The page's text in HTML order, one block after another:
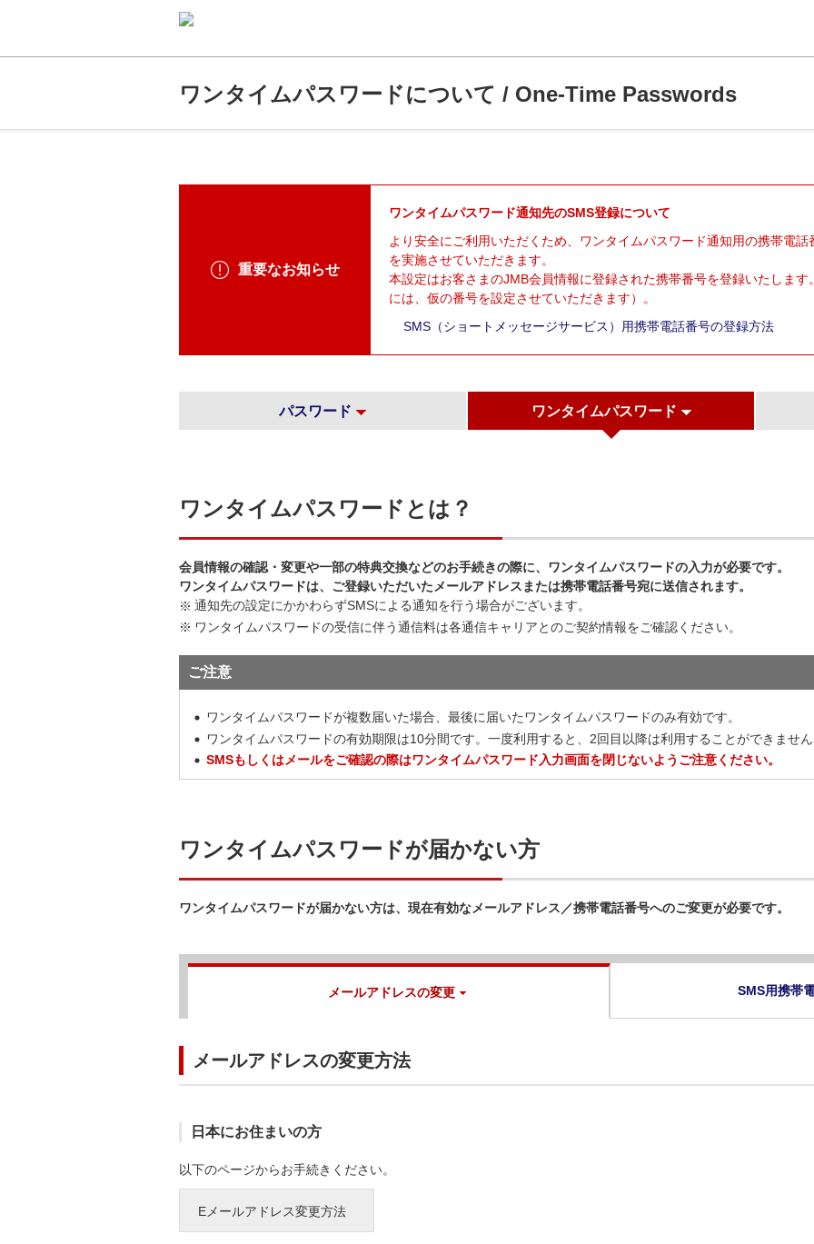
ワンタイムパスワードについて / One-Time Passwords
重要なお知らせ
ワンタイムパスワード通知先のSMS登録について
より安全にご利用いただくため、ワンタイムパスワード通知用の携帯電
を実施させていただきます。
本設定はお客さまのJMB会員情報に登録された携帯番号を登録いたします
には、仮の番号を設定させていただきます）。
SMS（ショートメッセージサービス）用携帯電話番号の登録方法
パスワード ワンタイムパスワード
ワンタイムパスワードとは？
会員情報の確認・変更や一部の特典交換などのお手続きの際に、ワンタイムパスワードの入力が必要です。
ワンタイムパスワードは、ご登録いただいたメールアドレスまたは携帯電話番号宛に送信されます。
通知先の設定にかかわらずSMSによる通知を行う場合がございます。
ワンタイムパスワードの受信に伴う通信料は各通信キャリアとのご契約情報をご確認ください。
ご注意
ワンタイムパスワードが複数届いた場合、最後に届いたワンタイムパスワードのみ有効です。
ワンタイムパスワードの有効期限は10分間です。一度利用すると、2回目以降は利用することができません
SMSもしくはメールをご確認の際はワンタイムパスワード入力画面を閉じないようご注意ください。
ワンタイムパスワードが届かない方
ワンタイムパスワードが届かない方は、現在有効なメールアドレス／携帯電話番号へのご変更が必要です。
メールアドレスの変更 SMS用携帯
メールアドレスの変更方法
日本にお住まいの方
以下のページからお手続きください。
Eメールアドレス変更方法